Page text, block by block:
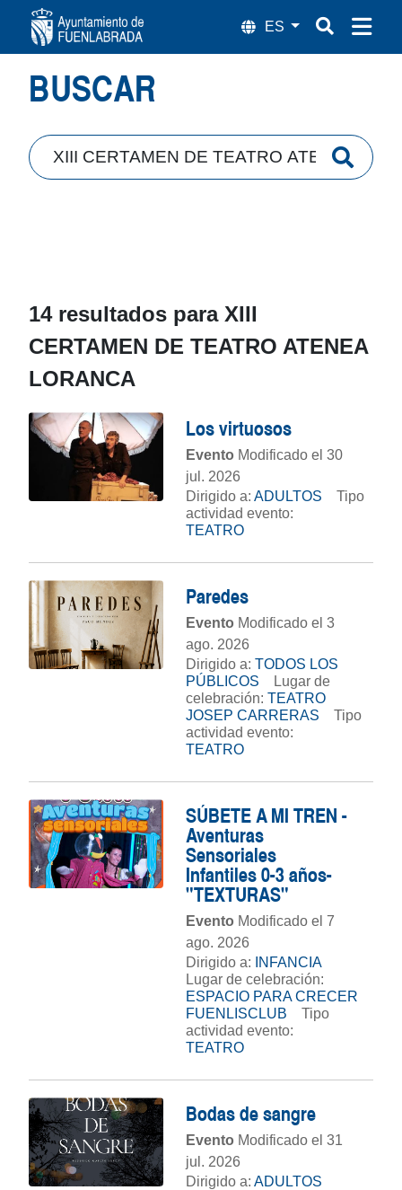
Búsqueda
BUSCAR
14 resultados para XIII
CERTAMEN DE TEATRO ATENEA
LORANCA
Los virtuosos
Evento Modificado el 30
jul. 2026
Dirigido a: ADULTOS
Tipo
actividad evento:
TEATRO
Paredes
Evento Modificado el 3
ago. 2026
Dirigido a: TODOS LOS
PÚBLICOS
Lugar de
celebración: TEATRO
JOSEP CARRERAS
Tipo
actividad evento:
TEATRO
SÚBETE A MI TREN -
Aventuras
Sensoriales
Infantiles 0-3 años-
"TEXTURAS"
Evento Modificado el 7
ago. 2026
Dirigido a:
INFANCIA
Lugar de celebración:
ESPACIO PARA CRECER
FUENLISCLUB
Tipo
actividad evento:
TEATRO
Bodas de sangre
Evento Modificado el 31
jul. 2026
Dirigido a: ADULTOS